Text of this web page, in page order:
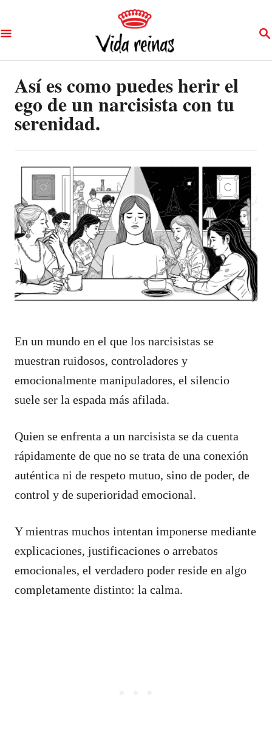
k
i
S
Así es como puedes herir el
ego de un narcisista con tu
serenidad.
En un mundo en el que los narcisistas se
muestran ruidosos, controladores y
emocionalmente manipuladores, el silencio
suele ser la espada más afilada.
Quien se enfrenta a un narcisista se da cuenta
rápidamente de que no se trata de una conexión
auténtica ni de respeto mutuo, sino de poder, de
control y de superioridad emocional.
Y mientras muchos intentan imponerse mediante
explicaciones, justificaciones o arrebatos
emocionales, el verdadero poder reside en algo
completamente distinto: la calma.